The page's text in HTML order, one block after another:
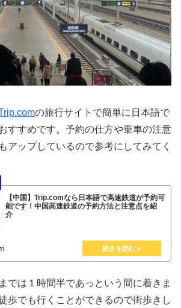
の旅行サイトで簡単に日本語で
すすめです。予約の仕方や乗車の注意
アップしているので参考にしてみてく
【中国】Trip.comなら日本語で高速鉄道が予約可
能です！中国高速鉄道の予約方法と注意点を紹
介
では１時間半であっという間に着きま
歩でも行くことができるので街歩きし